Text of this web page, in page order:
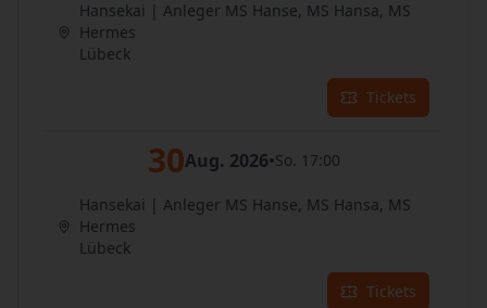
Hansekai | Anleger MS Hanse, MS Hansa, MS
Hermes
Lübeck
Tickets
30Aug. 2026•So. 17:00
Hansekai | Anleger MS Hanse, MS Hansa, MS
Hermes
Lübeck
Tickets